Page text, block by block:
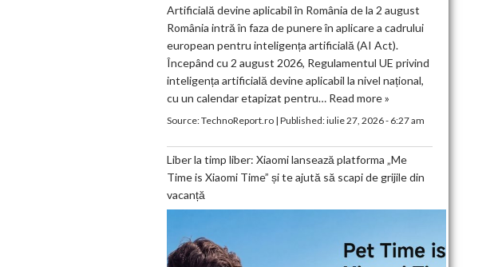
Artificială devine aplicabil în România de la 2 august
România intră în faza de punere în aplicare a cadrului
european pentru inteligența artificială (AI Act).
Începând cu 2 august 2026, Regulamentul UE privind
inteligența artificială devine aplicabil la nivel național,
cu un calendar etapizat pentru… Read more »
Source:TechnoReport.ro| Published:iulie 27, 2026 - 6:27 am
Liber la timp liber: Xiaomi lansează platforma „Me
Time is Xiaomi Time” și te ajută să scapi de grijile din
vacanță